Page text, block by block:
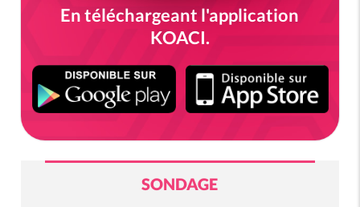
En téléchargeant l'application
KOACI.
SONDAGE